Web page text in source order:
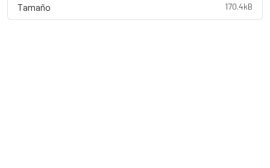
Tamaño 170.4kB